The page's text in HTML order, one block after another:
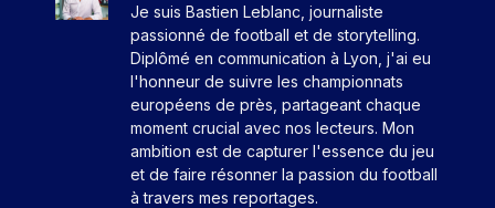
Je suis Bastien Leblanc, journaliste
passionné de football et de storytelling.
Diplômé en communication à Lyon, j'ai eu
l'honneur de suivre les championnats
européens de près, partageant chaque
moment crucial avec nos lecteurs. Mon
ambition est de capturer l'essence du jeu
et de faire résonner la passion du football
à travers mes reportages.